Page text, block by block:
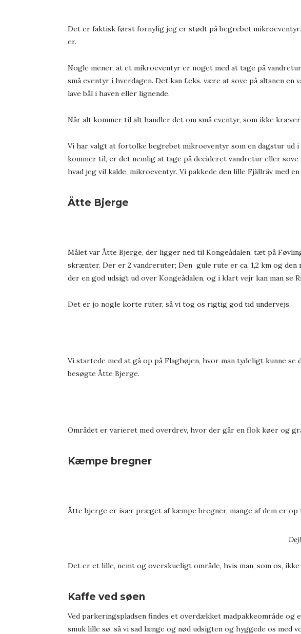
Det er faktisk først fornylig jeg er stødt på begrebet
er.
Nogle mener, at et mikroeventyr er noget med at tage på
små eventyr i hverdagen. Det kan f.eks. være at sove på altanen
lave bål i haven eller lignende.
Når alt kommer til alt handler det om små eventyr, som ikke
Vi har valgt at fortolke begrebet mikroeventyr som en dagstur ud
kommer til, er det nemlig at tage på decideret vandretur eller
hvad jeg vil kalde, mikroeventyr. Vi pakkede den lille Fjällräv med
Åtte Bjerge
Målet var Åtte Bjerge, der ligger ned til Kongeådalen, tæt på
skrænter. Der er 2 vandreruter; Den gule rute er ca. 1,2 km og den
der en god udsigt ud over Kongeådalen, og i klart vejr kan man se
Det er jo nogle korte ruter, så vi tog os rigtig god tid undervejs.
Vi startede med at gå op på Flaghøjen, hvor man tydeligt kunne
besøgte Åtte Bjerge.
Området er varieret med overdrev, hvor der går en flok køer og
Kæmpe bregner
Åtte bjerge er især præget af kæmpe bregner, mange af dem er
Det er et lille, nemt og overskueligt område, hvis man, som os,
Kaffe ved søen
Ved parkeringspladsen findes et overdækket madpakkeområde
smuk lille sø, så vi sad længe og nød udsigten og hyggede os med